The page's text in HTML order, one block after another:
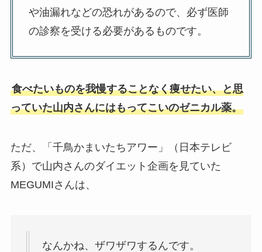
や油漏れなどの恐れがあるので、必ず医師
の診察を受ける必要があるものです。
食べたいものを我慢することなく痩せたい、と思
っていた山内さんにはもってこいのゼニカル薬。
ただ、「千鳥かまいたちアワー」（日本テレビ
系）で山内さんのダイエット企画を見ていた
MEGUMIさんは、
なんかね、ザワザワするんです。